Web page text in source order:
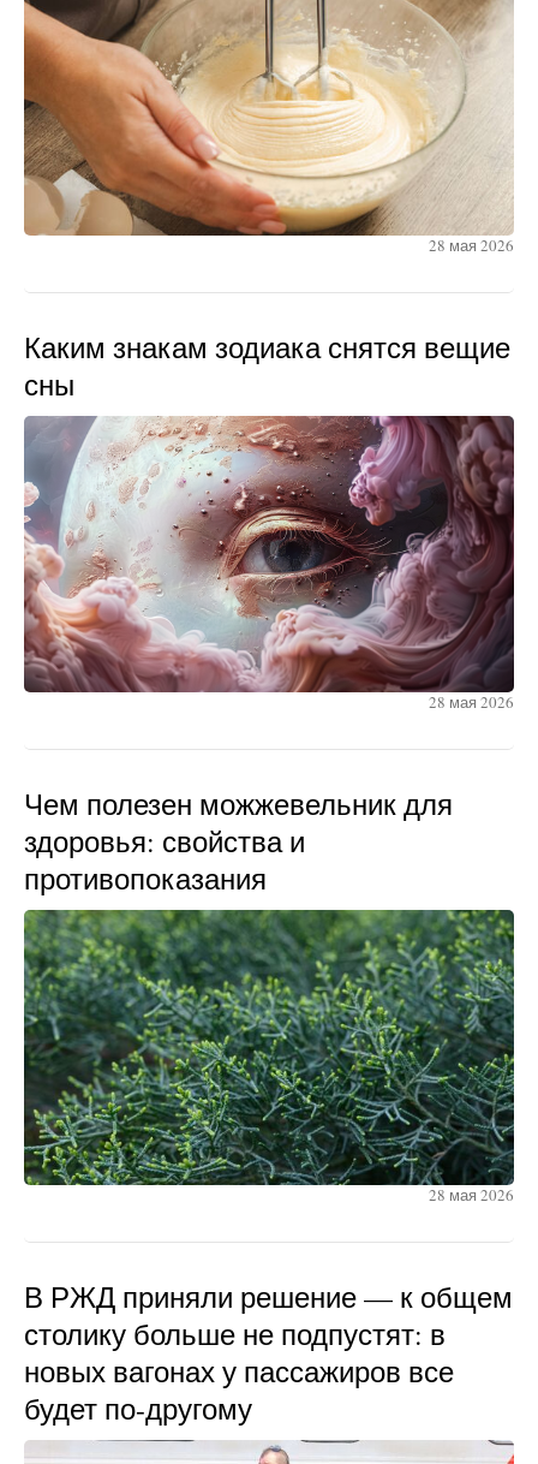
28 мая 2026
Каким знакам зодиака снятся вещие
сны
28 мая 2026
Чем полезен можжевельник для
здоровья: свойства и
противопоказания
28 мая 2026
В РЖД приняли решение — к общем
столику больше не подпустят: в
новых вагонах у пассажиров все
будет по-другому